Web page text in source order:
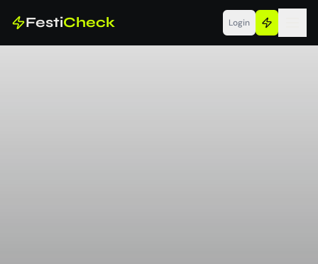
FestiCheck Login